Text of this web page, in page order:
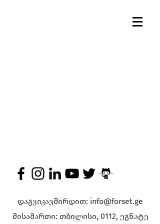
დაგვიკავშირდით: info@forset.ge
მისამართი: თბილისი, 0112, ეგნატე